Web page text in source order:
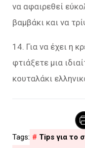
να αφαιρεθεί
βαμβάκι και να
14. Για να έχει η
φτιάξετε μια
κουταλάκι
Tips για το